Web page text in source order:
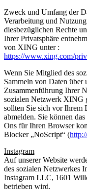
Zweck und Umfang der
Verarbeitung und
diesbezüglichen Rechte
Ihrer Privatsphäre
von XING unter :
https://www.xing.com/
Wenn Sie Mitglied des
Sammeln von Daten über
Zusammenführung Ihrer
sozialen Netzwerk XING
sollten Sie sich vor Ihrem
abmelden. Sie können
Ons für Ihren Browser
Blocker „NoScript“ (
Instagram
Auf unserer Website
des sozialen Netzwerkes
Instagram LLC, 1601
betrieben wird.